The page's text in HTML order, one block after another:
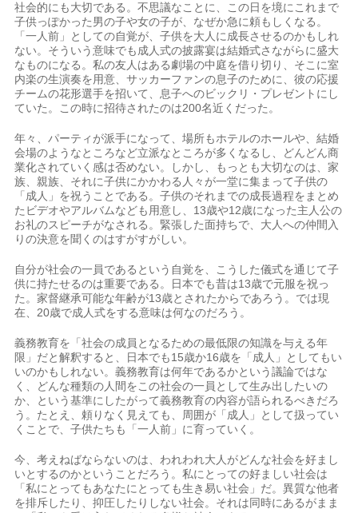
社会的にも大切である。不思議なことに、この日を境にこれまで
子供っぽかった男の子や女の子が、なぜか急に頼もしくなる。
「一人前」としての自覚が、子供を大人に成長させるのかもしれ
ない。そういう意味でも成人式の披露宴は結婚式さながらに盛大
なものになる。私の友人はある劇場の中庭を借り切り、そこに室
内楽の生演奏を用意、サッカーファンの息子のために、彼の応援
チームの花形選手を招いて、息子へのビックリ・プレゼントにし
ていた。この時に招待されたのは200名近くだった。
年々、パーティが派手になって、場所もホテルのホールや、結婚
会場のようなところなど立派なところが多くなるし、どんどん商
業化されていく感は否めない。しかし、もっとも大切なのは、家
族、親族、それに子供にかかわる人々が一堂に集まって子供の
「成人」を祝うことである。子供のそれまでの成長過程をまとめ
たビデオやアルバムなども用意し、13歳や12歳になった主人公の
お礼のスピーチがなされる。緊張した面持ちで、大人への仲間入
りの決意を聞くのはすがすがしい。
自分が社会の一員であるという自覚を、こうした儀式を通じて子
供に持たせるのは重要である。日本でも昔は13歳で元服を祝っ
た。家督継承可能な年齢が13歳とされたからであろう。では現
在、20歳で成人式をする意味は何なのだろう。
義務教育を「社会の成員となるための最低限の知識を与える年
限」だと解釈すると、日本でも15歳か16歳を「成人」としてもい
いのかもしれない。義務教育は何年であるかという議論ではな
く、どんな種類の人間をこの社会の一員として生み出したいの
か、という基準にしたがって義務教育の内容が語られるべきだろ
う。たとえ、頼りなく見えても、周囲が「成人」として扱ってい
くことで、子供たちも「一人前」に育っていく。
今、考えねばならないのは、われわれ大人がどんな社会を好まし
いとするのかということだろう。私にとっての好ましい社会は
「私にとってもあなたにとっても生き易い社会」だ。異質な他者
を排斥したり、抑圧したりしない社会。それは同時にあるがまま